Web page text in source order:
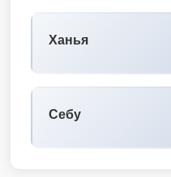
Ханья
Себу